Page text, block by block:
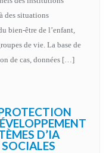
des situations
bien-être de l’enfant,
de vie. La base de
de cas, données […]
D’IA